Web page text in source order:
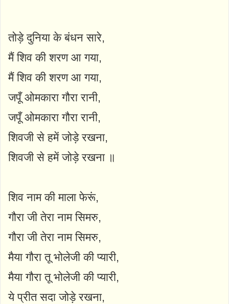
तोड़े दुनिया के बंधन सारे,
मैं शिव की शरण आ गया,
मैं शिव की शरण आ गया,
जपूँ ओमकारा गौरा रानी,
जपूँ ओमकारा गौरा रानी,
शिवजी से हमें जोड़े रखना,
शिवजी से हमें जोड़े रखना ॥
शिव नाम की माला फेरूं,
गौरा जी तेरा नाम सिमरु,
गौरा जी तेरा नाम सिमरु,
मैया गौरा तू भोलेजी की प्यारी,
मैया गौरा तू भोलेजी की प्यारी,
ये प्रीत सदा जोड़े रखना,